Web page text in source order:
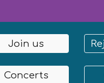
Join us
Concerts